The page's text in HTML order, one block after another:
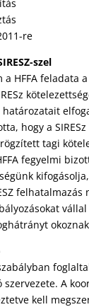
re
szel
HFFA feladata a
határozatait
hogy a
tagi
fegyelmi
felhatalmazás
A
kell